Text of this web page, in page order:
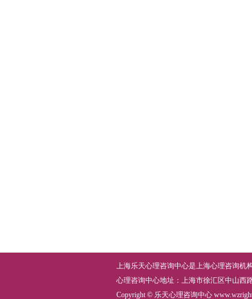
上海乐天心理咨询中心是上海心理咨询机
心理咨询中心地址：上海市徐汇区中山西
Copyright © 乐天心理咨询中心